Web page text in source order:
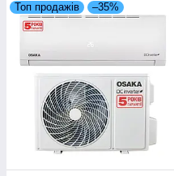
Топ продажів –35%